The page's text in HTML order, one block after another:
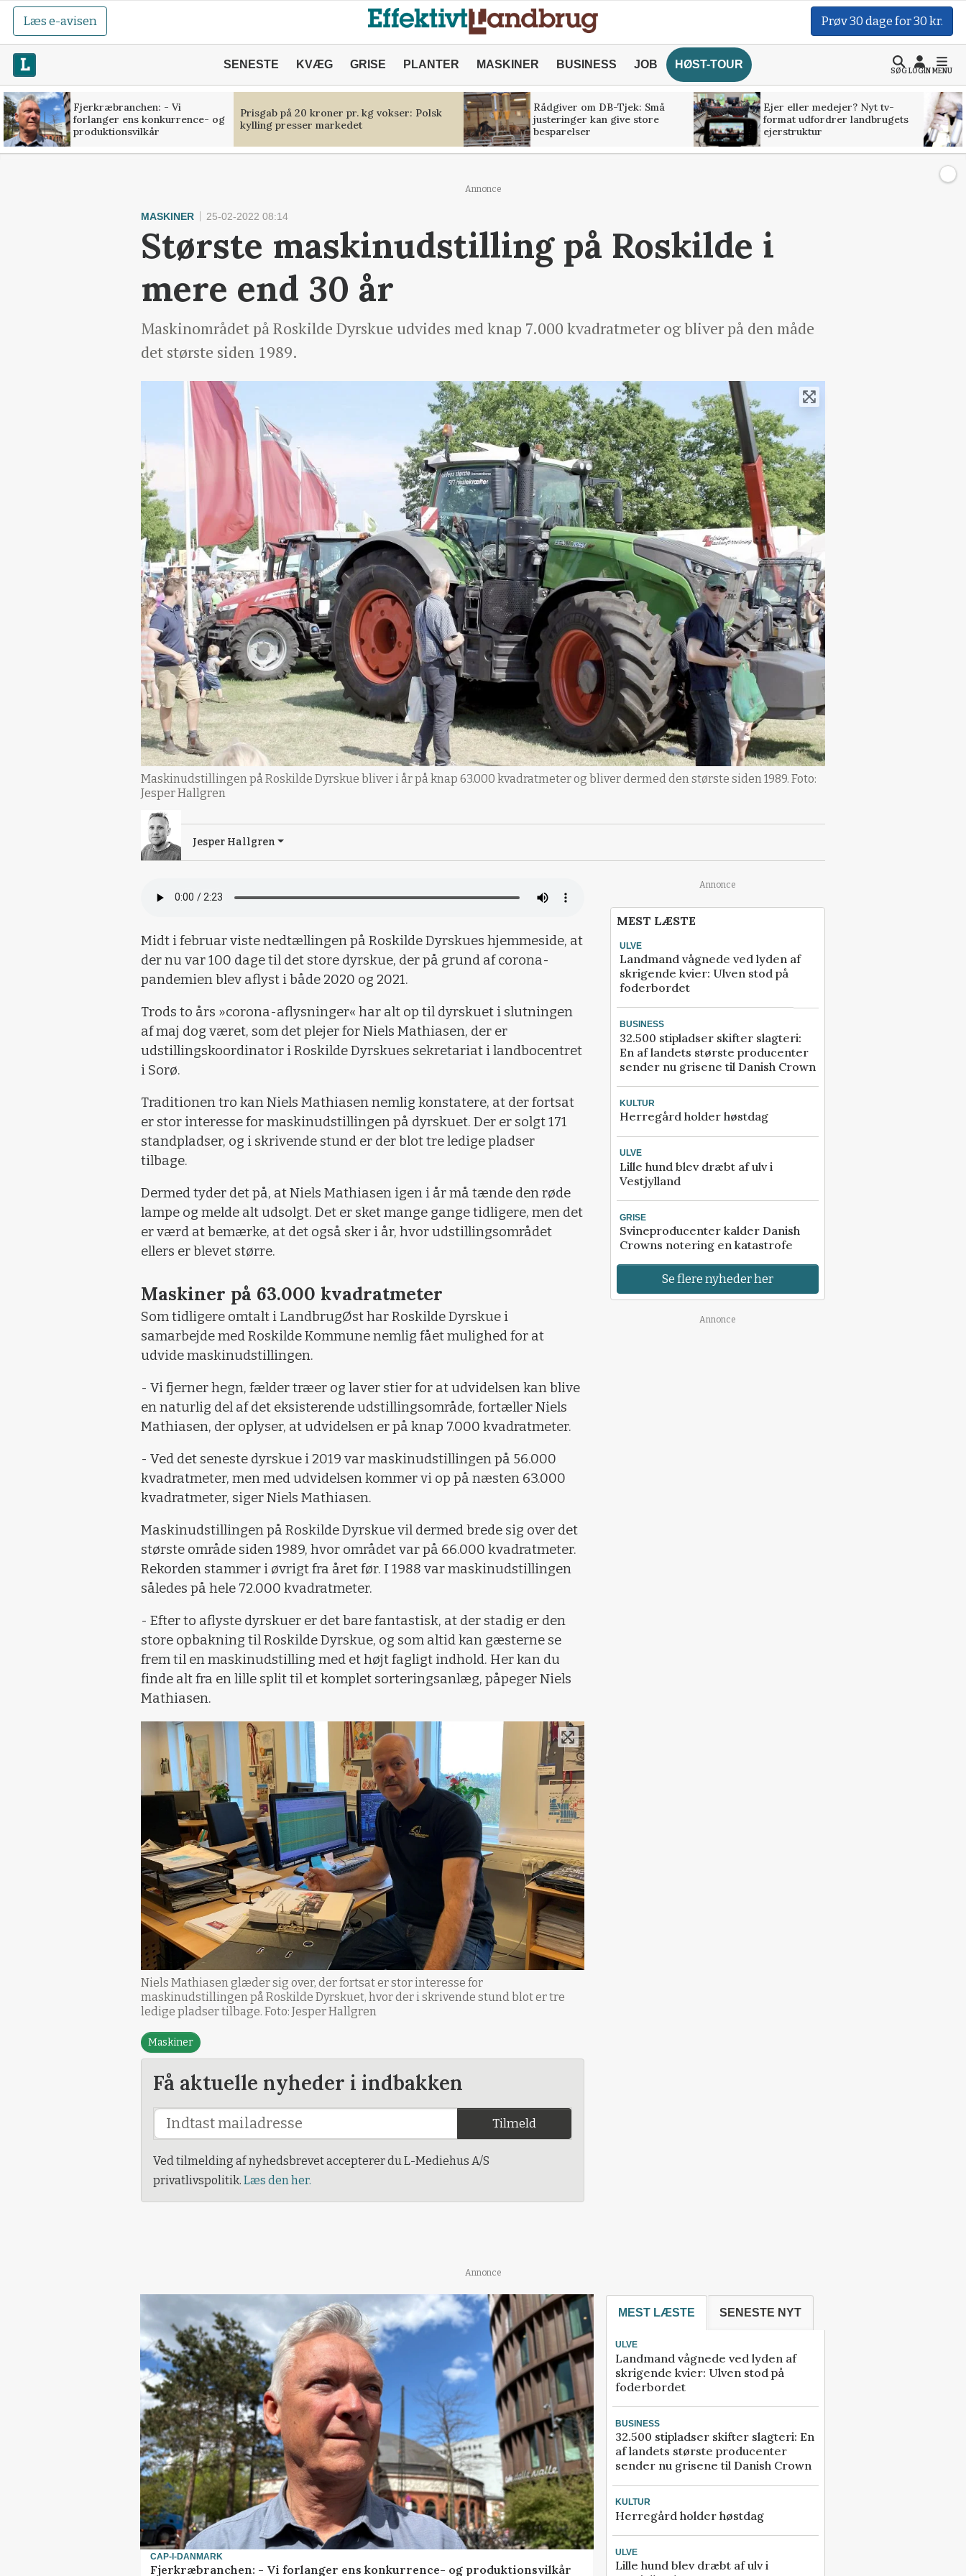
Læs e-avisen Prøv 30 dage for 30 kr.
SENESTE KVÆG GRISE PLANTER MASKINER BUSINESS JOB HØST-TOUR
SØGLOGINMENU
Fjerkræbranchen: - Vi
forlanger ens konkurrence- og
produktionsvilkår
Prisgab på 20 kroner pr. kg vokser: Polsk
kylling presser markedet
Rådgiver om DB-Tjek: Små
justeringer kan give store
besparelser
Ejer eller medejer? Nyt tv-
format udfordrer landbrugets
ejerstruktur
Annonce
MASKINER 25-02-2022 08:14
Største maskinudstilling på Roskilde i
mere end 30 år
Maskinområdet på Roskilde Dyrskue udvides med knap 7.000 kvadratmeter og bliver på den måde
det største siden 1989.
Maskinudstillingen på Roskilde Dyrskue bliver i år på knap 63.000 kvadratmeter og bliver dermed den største siden 1989. Foto:
Jesper Hallgren
Jesper Hallgren
Midt i februar viste nedtællingen på Roskilde Dyrskues hjemmeside, at
der nu var 100 dage til det store dyrskue, der på grund af corona-
pandemien blev aflyst i både 2020 og 2021.
Trods to års »corona-aflysninger« har alt op til dyrskuet i slutningen
af maj dog været, som det plejer for Niels Mathiasen, der er
udstillingskoordinator i Roskilde Dyrskues sekretariat i landbocentret
i Sorø.
Traditionen tro kan Niels Mathiasen nemlig konstatere, at der fortsat
er stor interesse for maskinudstillingen på dyrskuet. Der er solgt 171
standpladser, og i skrivende stund er der blot tre ledige pladser
tilbage.
Dermed tyder det på, at Niels Mathiasen igen i år må tænde den røde
lampe og melde alt udsolgt. Det er sket mange gange tidligere, men det
er værd at bemærke, at det også sker i år, hvor udstillingsområdet
ellers er blevet større.
Maskiner på 63.000 kvadratmeter
Som tidligere omtalt i LandbrugØst har Roskilde Dyrskue i
samarbejde med Roskilde Kommune nemlig fået mulighed for at
udvide maskinudstillingen.
- Vi fjerner hegn, fælder træer og laver stier for at udvidelsen kan blive
en naturlig del af det eksisterende udstillingsområde, fortæller Niels
Mathiasen, der oplyser, at udvidelsen er på knap 7.000 kvadratmeter.
- Ved det seneste dyrskue i 2019 var maskinudstillingen på 56.000
kvadratmeter, men med udvidelsen kommer vi op på næsten 63.000
kvadratmeter, siger Niels Mathiasen.
Maskinudstillingen på Roskilde Dyrskue vil dermed brede sig over det
største område siden 1989, hvor området var på 66.000 kvadratmeter.
Rekorden stammer i øvrigt fra året før. I 1988 var maskinudstillingen
således på hele 72.000 kvadratmeter.
- Efter to aflyste dyrskuer er det bare fantastisk, at der stadig er den
store opbakning til Roskilde Dyrskue, og som altid kan gæsterne se
frem til en maskinudstilling med et højt fagligt indhold. Her kan du
finde alt fra en lille split til et komplet sorteringsanlæg, påpeger Niels
Mathiasen.
Niels Mathiasen glæder sig over, der fortsat er stor interesse for
maskinudstillingen på Roskilde Dyrskuet, hvor der i skrivende stund blot er tre
ledige pladser tilbage. Foto: Jesper Hallgren
Maskiner
Få aktuelle nyheder i indbakken
Tilmeld
Ved tilmelding af nyhedsbrevet accepterer du L-Mediehus A/S
privatlivspolitik. Læs den her.
Annonce
MEST LÆSTE
ULVE
Landmand vågnede ved lyden af
skrigende kvier: Ulven stod på
foderbordet
BUSINESS
32.500 stipladser skifter slagteri:
En af landets største producenter
sender nu grisene til Danish Crown
KULTUR
Herregård holder høstdag
ULVE
Lille hund blev dræbt af ulv i
Vestjylland
GRISE
Svineproducenter kalder Danish
Crowns notering en katastrofe
Se flere nyheder her
Annonce
Annonce
CAP-I-DANMARK
Fjerkræbranchen: - Vi forlanger ens konkurrence- og produktionsvilkår
MEST LÆSTE SENESTE NYT
ULVE
Landmand vågnede ved lyden af
skrigende kvier: Ulven stod på
foderbordet
BUSINESS
32.500 stipladser skifter slagteri: En
af landets største producenter
sender nu grisene til Danish Crown
KULTUR
Herregård holder høstdag
ULVE
Lille hund blev dræbt af ulv i